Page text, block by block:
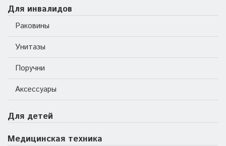
Для инвалидов
Раковины
Унитазы
Поручни
Аксессуары
Для детей
Медицинская техника